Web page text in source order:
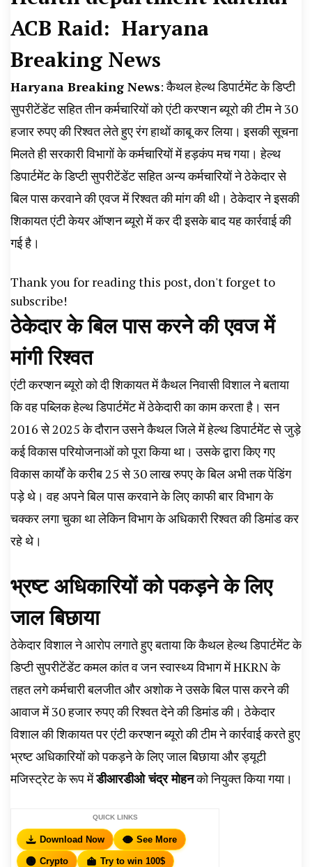
News, Student Portest News, Kisan Protest
News, AHN News, Abtak Haryana News,
ACB Raid: Haryana
Breaking News
Haryana Breaking News: कैथल हेल्थ डिपार्टमेंट के डिप्टी
सुपरीटेंडेंट सहित तीन कर्मचारियों को एंटी करप्शन ब्यूरो की टीम ने 30
हजार रुपए की रिश्वत लेते हुए रंग हाथों काबू कर लिया। इसकी सूचना
मिलते ही सरकारी विभागों के कर्मचारियों में हड़कंप मच गया। हेल्थ
डिपार्टमेंट के डिप्टी सुपरीटेंडेंट सहित अन्य कर्मचारियों ने ठेकेदार से
बिल पास करवाने की एवज में रिश्वत की मांग की थी। ठेकेदार ने इसकी
शिकायत एंटी केयर ऑप्शन ब्यूरो में कर दी इसके बाद यह कार्रवाई की
गई है।
Thank you for reading this post, don't forget to
subscribe!
ठेकेदार के बिल पास करने की एवज में
मांगी रिश्वत
एंटी करप्शन ब्यूरो को दी शिकायत में कैथल निवासी विशाल ने बताया
कि वह पब्लिक हेल्थ डिपार्टमेंट में ठेकेदारी का काम करता है। सन
2016 से 2025 के दौरान उसने कैथल जिले में हेल्थ डिपार्टमेंट से जुड़े
कई विकास परियोजनाओं को पूरा किया था। उसके द्वारा किए गए
विकास कार्यों के करीब 25 से 30 लाख रुपए के बिल अभी तक पेंडिंग
पड़े थे। वह अपने बिल पास करवाने के लिए काफी बार विभाग के
चक्कर लगा चुका था लेकिन विभाग के अधिकारी रिश्वत की डिमांड कर
रहे थे।
भ्रष्ट अधिकारियों को पकड़ने के लिए
जाल बिछाया
ठेकेदार विशाल ने आरोप लगाते हुए बताया कि कैथल हेल्थ डिपार्टमेंट के
डिप्टी सुपरीटेंडेंट कमल कांत व जन स्वास्थ्य विभाग में HKRN के
तहत लगे कर्मचारी बलजीत और अशोक ने उसके बिल पास करने की
आवाज में 30 हजार रुपए की रिश्वत देने की डिमांड की। ठेकेदार
विशाल की शिकायत पर एंटी करप्शन ब्यूरो की टीम ने कार्रवाई करते हुए
भ्रष्ट अधिकारियों को पकड़ने के लिए जाल बिछाया और ड्यूटी
मजिस्ट्रेट के रूप मेंडीआरडीओ चंद्र मोहनको नियुक्त किया गया।
QUICK LINKS
Download Now See More
Crypto Try to win 100$